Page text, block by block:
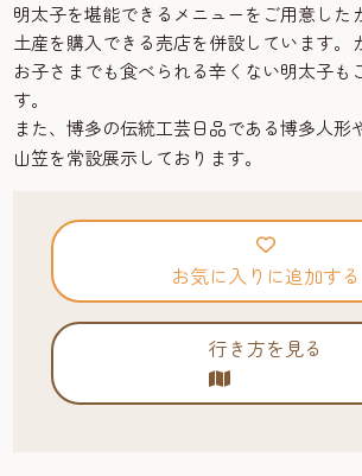
明太子を堪能できるメニューをご用意した
土産を購入できる売店を併設しています。
お子さまでも食べられる辛くない明太子も
す。
また、博多の伝統工芸日品である博多人形
山笠を常設展示しております。
お気に入りに追加する
行き方を見る